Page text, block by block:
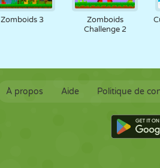
Zomboids 3
Zomboids
Challenge 2
À propos Aide Politique de